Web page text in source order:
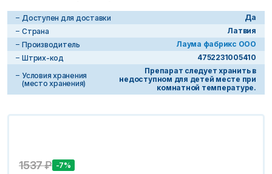
Доступен для доставки
Да
Страна
Латвия
Производитель
Лаума фабрикс ООО
Штрих-код
4752231005410
Условия хранения
(место хранения)
Препарат следует хранить в
недоступном для детей месте при
комнатной температуре.
1537₽ -7%